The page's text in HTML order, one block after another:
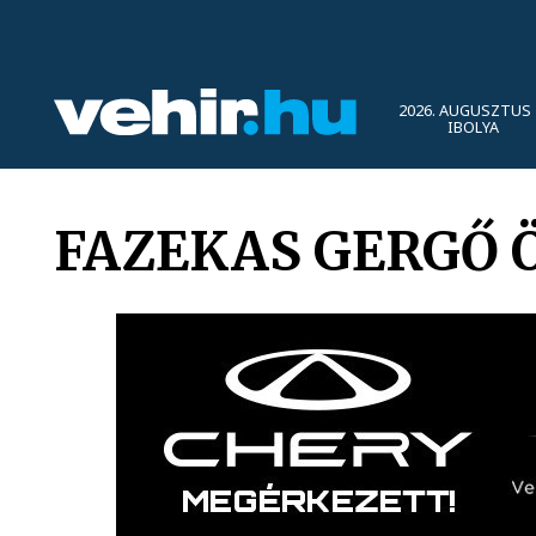
2026. AUGUSZTUS
IBOLYA
FAZEKAS GERGŐ